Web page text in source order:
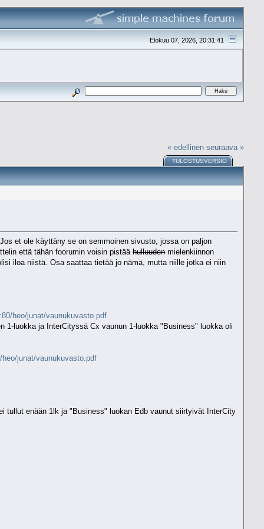
Elokuu 07, 2026, 20:31:41
« edellinen seuraava »
TULOSTUSVERSIO
et ole käyttäny se on semmoinen sivusto, jossa on paljon
että tähän foorumin voisin pistäähulluudenmielenkiinnon
iloa niistä. Osa saattaa tietää jo nämä, mutta niille jotka ei niin
heo/junat/vaunukuvasto.pdf
1-luokka ja InterCityssä Cx vaunun 1-luokka "Business" luokka oli
junat/vaunukuvasto.pdf
tullut enään 1lk ja "Business" luokan Edb vaunut siirtyivät InterCity